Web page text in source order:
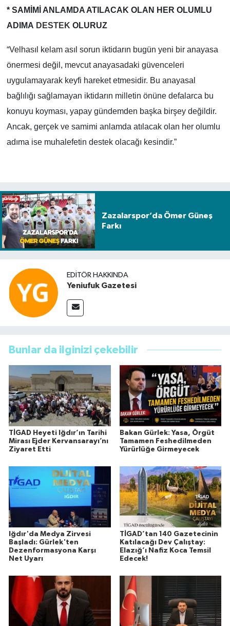
* SAMİMİ ANLAMDA ATILACAK OLAN HER OLUMLU
ADIMA DESTEK OLURUZ
“Velhasıl kelam asıl sorun iktidarın bugün yeni bir anayasa
önermesi değil, mevcut anayasadaki güvenceleri
uygulamayarak keyfi hareket etmesidir. Bu anayasal
bağlılığı sağlamayan iktidarın milletin önüne defalarca bu
konuyu koyması, yapay gündemden başka birşey değildir.
Ancak, gerçek ve samimi anlamda atılacak olan her olumlu
adıma ise muhalefetin destek olacağı kesindir.”
Zazalarspor’da Ömer Güneş
Farkı
EDITÖR HAKKINDA
Yeniufuk Gazetesi
Bunlar da ilginizi çekebilir
TİGAD Heyeti Iğdır’ın Tarihi
Mirası Ejder Kervansarayı’nı
Ziyaret Etti
Bakan Gürlek: Yasa, Örgüt
Tamamen Feshedilmeden
Yürürlüğe Girmeyecek
Iğdır'da Medya Zirvesi
Başladı: Gürlek'ten
Dezenformasyona Karşı
Net Uyarı
TİGAD’tan 140 Gazetecinin
Katılacağı Dev Çalıştay:
Elazığ’ı Nafiz Koca Temsil
Edecek!